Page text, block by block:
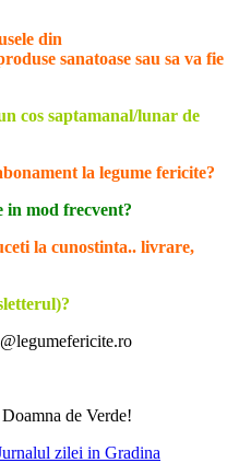
din
sanatoase sau sa va fie
cos saptamanal/lunar de
la legume fericite?
in mod frecvent?
la cunostinta.. livrare,
de Verde!
zilei in Gradina